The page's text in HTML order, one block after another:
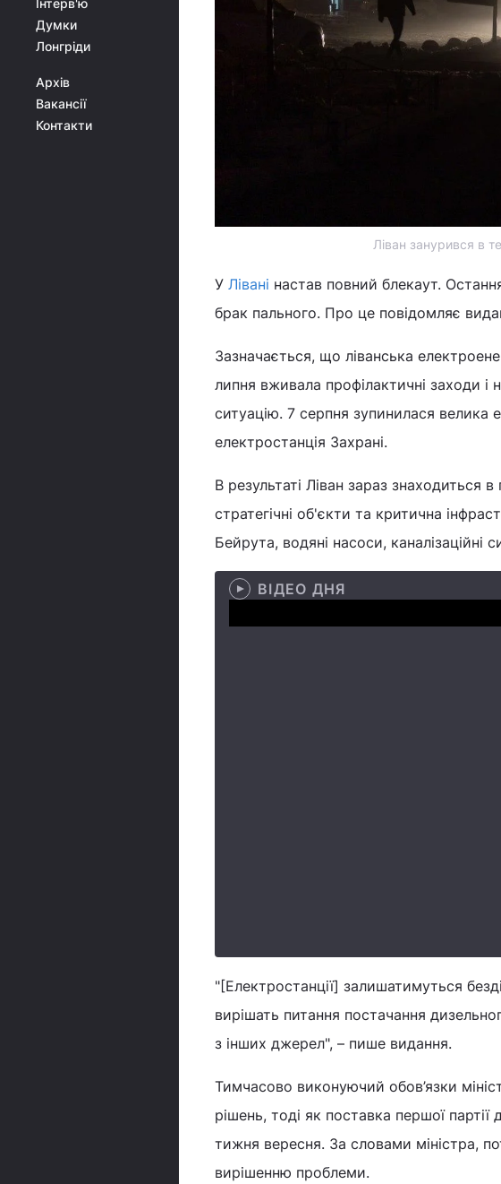
Інтерв'ю
Думки
Лонгріди
Архів
Вакансії
Контакти
Ліван занурився в
У Лівані настав повний блекаут.
брак пального. Про це повідомляє
Зазначається, що ліванська
липня вживала профілактичні заходи
ситуацію. 7 серпня зупинилася велика
електростанція Захрані.
В результаті Ліван зараз знаходиться
стратегічні об'єкти та критична
Бейрута, водяні насоси, каналізаційні
ВІДЕО ДНЯ
"[Електростанції] залишатимуться
вирішать питання постачання
з інших джерел", – пише видання.
Тимчасово виконуючий обов’язки
рішень, тоді як поставка першої
тижня вересня. За словами міністра,
вирішенню проблеми.